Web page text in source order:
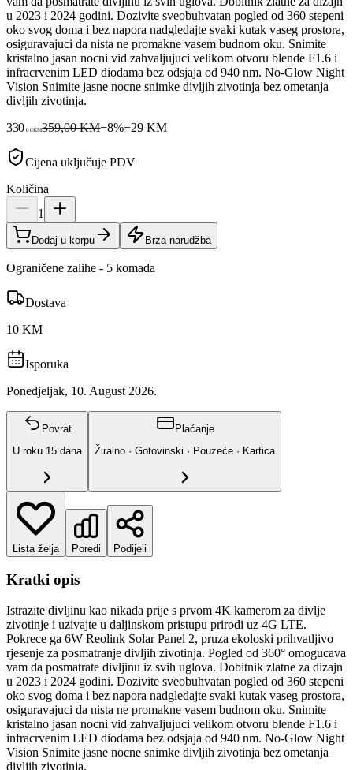
u 2023 i 2024 godini. Dozivite sveobuhvatan pogled od 360 stepeni
oko svog doma i bez napora nadgledajte svaki kutak vaseg prostora,
osiguravajuci da nista ne promakne vasem budnom oku. Snimite
kristalno jasan nocni vid zahvaljujuci velikom otvoru blende F1.6 i
infracrvenim LED diodama bez odsjaja od 940 nm. No-Glow Night
Vision Snimite jasne nocne snimke divljih zivotinja bez ometanja
divljih zivotinja.
330 00KM359,00 KM−8%−29 KM
Cijena uključuje PDV
Količina
1
Dodaj u korpu Brza narudžba
Ograničene zalihe - 5 komada
Dostava
10 KM
Isporuka
Ponedjeljak, 10. August 2026.
Povrat
U roku 15 dana
Plaćanje
Žiralno · Gotovinski · Pouzeće · Kartica
Lista želja Poredi Podijeli
Kratki opis
Istrazite divljinu kao nikada prije s prvom 4K kamerom za divlje
zivotinje i uzivajte u daljinskom pristupu prirodi uz 4G LTE.
Pokrece ga 6W Reolink Solar Panel 2, pruza ekoloski prihvatljivo
rjesenje za posmatranje divljih zivotinja. Pogled od 360° omogucava
vam da posmatrate divljinu iz svih uglova. Dobitnik zlatne za dizajn
u 2023 i 2024 godini. Dozivite sveobuhvatan pogled od 360 stepeni
oko svog doma i bez napora nadgledajte svaki kutak vaseg prostora,
osiguravajuci da nista ne promakne vasem budnom oku. Snimite
kristalno jasan nocni vid zahvaljujuci velikom otvoru blende F1.6 i
infracrvenim LED diodama bez odsjaja od 940 nm. No-Glow Night
Vision Snimite jasne nocne snimke divljih zivotinja bez ometanja
divljih zivotinja.